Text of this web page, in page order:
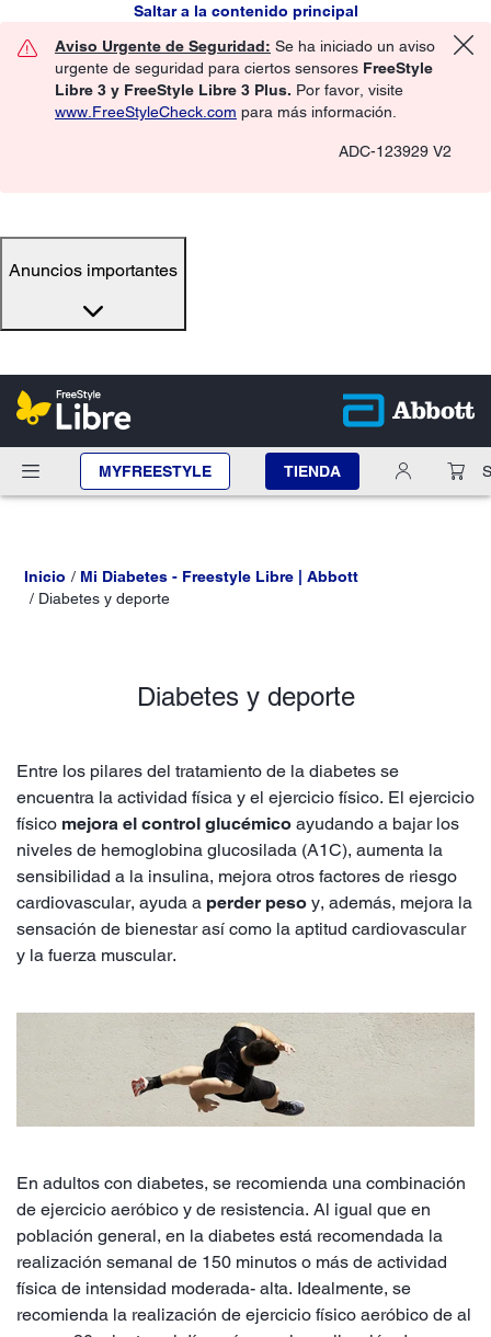
Saltar a la contenido principal
Aviso Urgente de Seguridad: Se ha iniciado un aviso
urgente de seguridad para ciertos sensores FreeStyle
Libre 3 y FreeStyle Libre 3 Plus. Por favor, visite
www.FreeStyleCheck.com para más información.
ADC-123929 V2
Anuncios importantes
MYFREESTYLE TIENDA
Inicio
Mi Diabetes - Freestyle Libre | Abbott
Diabetes y deporte
Diabetes y deporte
Entre los pilares del tratamiento de la diabetes se
encuentra la actividad física y el ejercicio físico. El ejercicio
físico mejora el control glucémico ayudando a bajar los
niveles de hemoglobina glucosilada (A1C), aumenta la
sensibilidad a la insulina, mejora otros factores de riesgo
cardiovascular, ayuda a perder peso y, además, mejora la
sensación de bienestar así como la aptitud cardiovascular
y la fuerza muscular.
En adultos con diabetes, se recomienda una combinación
de ejercicio aeróbico y de resistencia. Al igual que en
población general, en la diabetes está recomendada la
realización semanal de 150 minutos o más de actividad
física de intensidad moderada- alta. Idealmente, se
recomienda la realización de ejercicio físico aeróbico de al